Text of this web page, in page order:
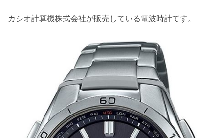
カシオ計算機株式会社が販売している電波時計てす。